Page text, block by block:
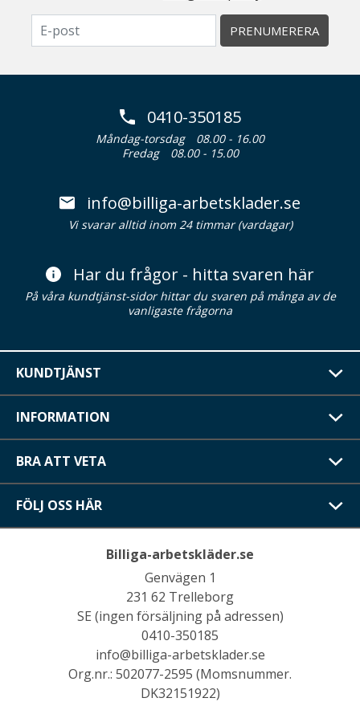
PRENUMERERA
0410-350185
Måndag-torsdag
08.00 - 16.00
Fredag
08.00 - 15.00
info@billiga-arbetsklader.se
Vi svarar alltid inom 24 timmar (vardagar)
Har du frågor - hitta svaren här
På våra kundtjänst-sidor hittar du svaren på många av de
vanligaste frågorna
KUNDTJÄNST
INFORMATION
BRA ATT VETA
FÖLJ OSS HÄR
Billiga-arbetskläder.se
Genvägen 1
231 62 Trelleborg
SE (ingen försäljning på adressen)
0410-350185
info@billiga-arbetsklader.se
Org.nr.: 502077-2595 (Momsnummer.
DK32151922)